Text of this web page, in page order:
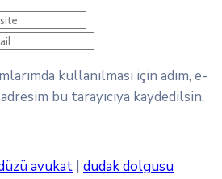
kullanılması için adım, e-
bu tarayıcıya kaydedilsin.
avukat | dudak dolgusu